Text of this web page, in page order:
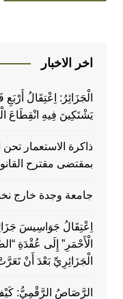
اخر الاخبار
الْجَزَائِرُ: اِعْتِقَالُ
يَشْتَكِينَ فِيهِ انْقِطَاعَ
ذاكرة الاستعمار تحن
بمقتضى مقترح القانون 122/000072 أي منطق
جامعة وجدة خارج
اِعْتِقَالُ جَوَاسِيسَ
الْأَحْمَرِ” إِلَى عُقْدَةِ
الْجَزَائِرِيِّ بَعْدَ أَنْ
الرَّصَاصُ الرَّقْمِيُّ: